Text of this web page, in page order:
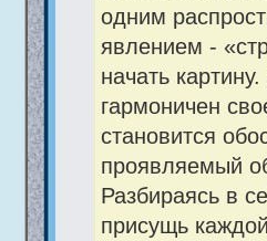
одним
явлением -
начать
гармоничен
становится
проявляемый
Разбираясь в
присущь